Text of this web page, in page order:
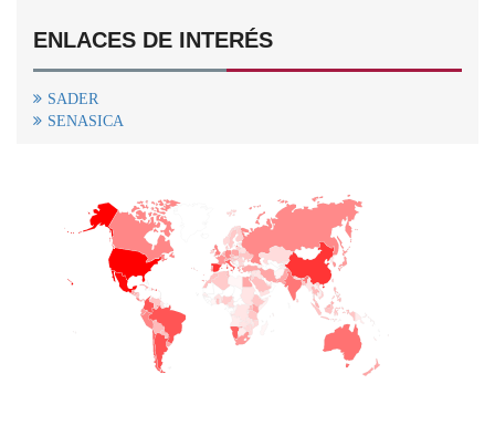
ENLACES DE INTERÉS
SADER
SENASICA